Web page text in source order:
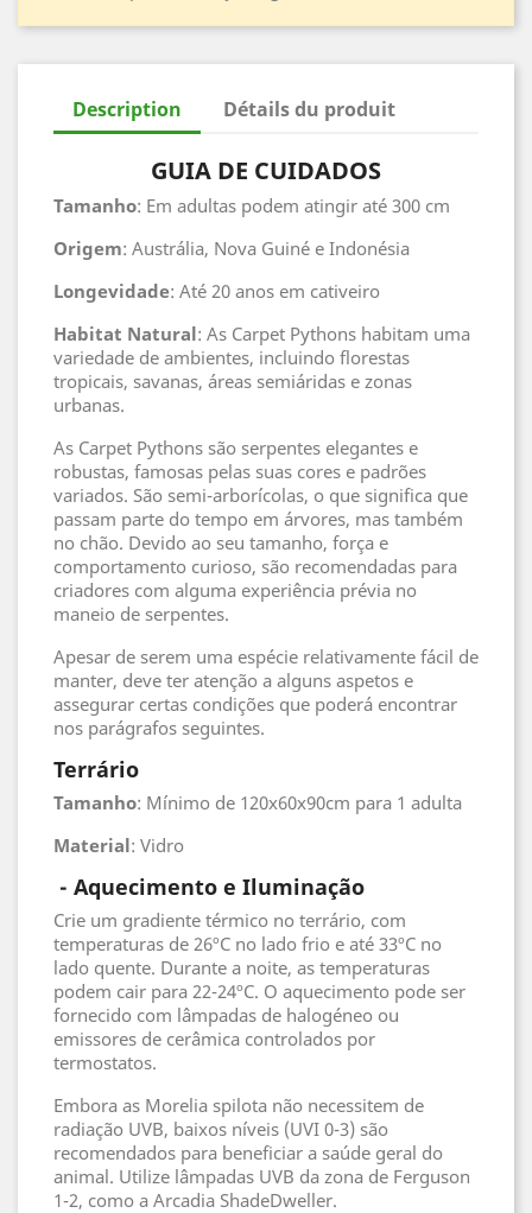
Description Détails du produit
GUIA DE CUIDADOS
Tamanho: Em adultas podem atingir até 300 cm
Origem: Austrália, Nova Guiné e Indonésia
Longevidade: Até 20 anos em cativeiro
Habitat Natural: As Carpet Pythons habitam uma
variedade de ambientes, incluindo florestas
tropicais, savanas, áreas semiáridas e zonas
urbanas.
As Carpet Pythons são serpentes elegantes e
robustas, famosas pelas suas cores e padrões
variados. São semi-arborícolas, o que significa que
passam parte do tempo em árvores, mas também
no chão. Devido ao seu tamanho, força e
comportamento curioso, são recomendadas para
criadores com alguma experiência prévia no
maneio de serpentes.
Apesar de serem uma espécie relativamente fácil de
manter, deve ter atenção a alguns aspetos e
assegurar certas condições que poderá encontrar
nos parágrafos seguintes.
Terrário
Tamanho: Mínimo de 120x60x90cm para 1 adulta
Material: Vidro
- Aquecimento e Iluminação
Crie um gradiente térmico no terrário, com
temperaturas de 26ºC no lado frio e até 33ºC no
lado quente. Durante a noite, as temperaturas
podem cair para 22-24ºC. O aquecimento pode ser
fornecido com lâmpadas de halogéneo ou
emissores de cerâmica controlados por
termostatos.
Embora as Morelia spilota não necessitem de
radiação UVB, baixos níveis (UVI 0-3) são
recomendados para beneficiar a saúde geral do
animal. Utilize lâmpadas UVB da zona de Ferguson
1-2, como a Arcadia ShadeDweller.